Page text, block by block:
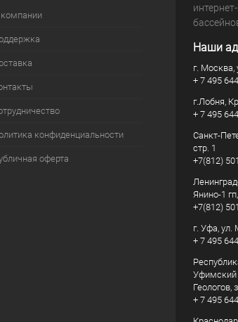
конфиденциальности
оферта
Наши
г. Москва,
+ 7 495
г.Лобня,
+ 7 495
Санкт-
стр. 1
+7(812)
Янино-1
+7(812)
г. Уфа, ул.
+ 7 495
Уфимский
Геологов,
+ 7 495